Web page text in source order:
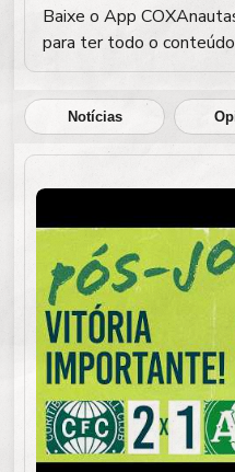
Baixe o App
para ter todo o
Notícias